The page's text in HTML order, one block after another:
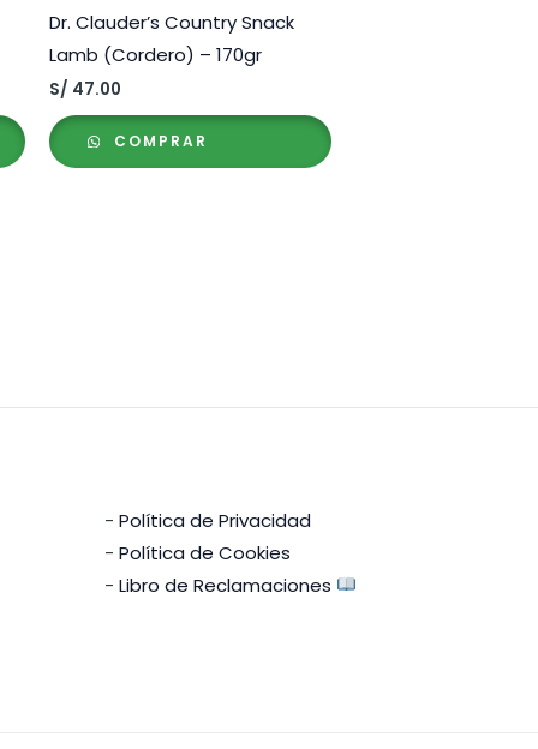
Dr. Clauder’s Country Snack
Lamb (Cordero) – 170gr
S/ 47.00
COMPRAR
-Política de Privacidad
-Política de Cookies
-Libro de Reclamaciones